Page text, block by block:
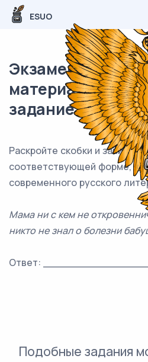
ESUO
материал ОГЭ /
задание (24) / 04
Раскройте скобки и
соответствующей форме,
современного русского
Мама ни с кем не
никто не знал о болезни
Ответ:
Подобные задания